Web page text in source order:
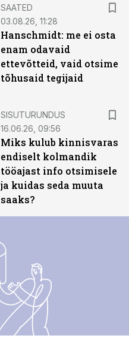
SAATED
03.08.26, 11:28
Hanschmidt: me ei osta
enam odavaid
ettevõtteid, vaid otsime
tõhusaid tegijaid
SISUTURUNDUS
16.06.26, 09:56
Miks kulub kinnisvaras
endiselt kolmandik
tööajast info otsimisele
ja kuidas seda muuta
saaks?